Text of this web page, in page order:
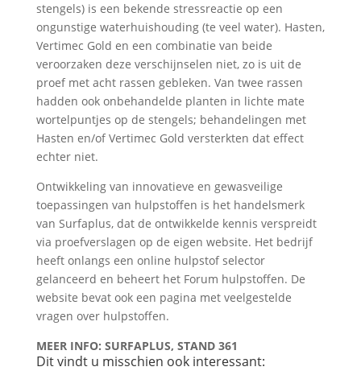
stengels) is een bekende stressreactie op een
ongunstige waterhuishouding (te veel water). Hasten,
Vertimec Gold en een combinatie van beide
veroorzaken deze verschijnselen niet, zo is uit de
proef met acht rassen gebleken. Van twee rassen
hadden ook onbehandelde planten in lichte mate
wortelpuntjes op de stengels; behandelingen met
Hasten en/of Vertimec Gold versterkten dat effect
echter niet.
Ontwikkeling van innovatieve en gewasveilige
toepassingen van hulpstoffen is het handelsmerk
van Surfaplus, dat de ontwikkelde kennis verspreidt
via proefverslagen op de eigen website. Het bedrijf
heeft onlangs een online hulpstof selector
gelanceerd en beheert het Forum hulpstoffen. De
website bevat ook een pagina met veelgestelde
vragen over hulpstoffen.
MEER INFO: SURFAPLUS, STAND 361
Dit vindt u misschien ook interessant: